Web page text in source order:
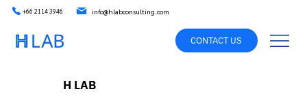
+66 2114 3946 info@hlabconsulting.com
CONTACT US
H LAB